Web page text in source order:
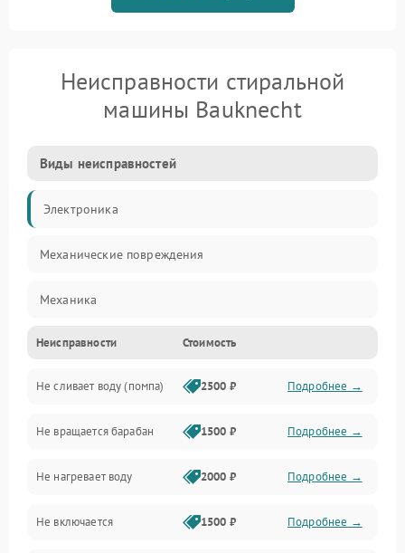
Неисправности стиральной
машины Bauknecht
Виды неисправностей
Электроника
Механические повреждения
Механика
Электропитание
Водоснабжение
Слив
Программное обеспечение
Неисправности Стоимость
Не сливает воду (помпа) 2500 ₽ Подробнее →
Не вращается барабан 1500 ₽ Подробнее →
Не нагревает воду 2000 ₽ Подробнее →
Не включается 1500 ₽ Подробнее →